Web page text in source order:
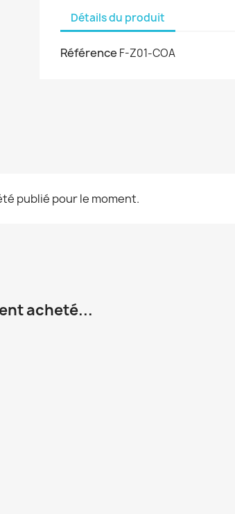
Détails du produit
Référence F-Z01-COA
publié pour le moment.
acheté...